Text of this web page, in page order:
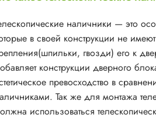
наличники — это
в своей конструкции не
гвозди) его к
конструкции дверного
превосходство в
Так же для монтажа
использоваться